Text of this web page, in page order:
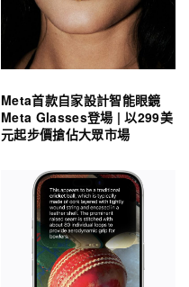
Meta首款自家設計智能眼鏡
Meta Glasses登場 | 以299美
元起步價搶佔大眾市場